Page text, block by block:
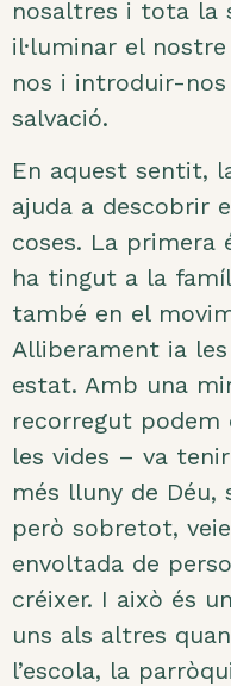
nosaltres i tota la
il·luminar el
nos i introduir-
salvació.
En aquest sentit,
ajuda a descobrir
coses. La primera
ha tingut a la
també en el
Alliberament ia
estat. Amb una
recorregut podem
les vides – va
més lluny de Déu,
però sobretot,
envoltada de
créixer. I això és
uns als altres
l’escola, la